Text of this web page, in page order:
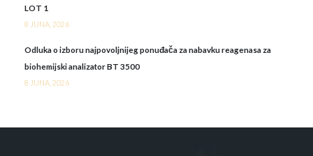
LOT 1
8 JUNA, 2026
Odluka o izboru najpovoljnijeg ponuđača za nabavku reagenasa za
biohemijski analizator BT 3500
8 JUNA, 2026